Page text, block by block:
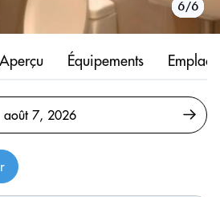
1/6
2/6
3/6
4/6
5/6
6/6
Aperçu Équipements